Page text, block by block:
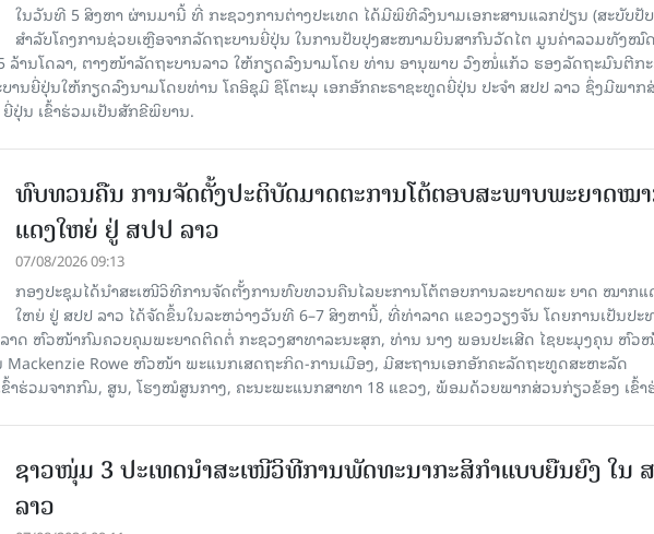
ໃນວັນທີ 5 ສິງຫາ ຜ່ານມານີ້ ທີ່ ກະຊວງການຕ່າງປະເທດ ໄດ້ມີພິທີລົງນາມເອກະສານແລກປ່ຽນ (ສະບັບປັ
ສໍາລັບໂຄງການຊ່ວຍເຫຼືອຈາກລັດຖະບານຍີ່ປຸ່ນ ໃນການປັບປຸງສະໜາມບິນສາກົນວັດໄຕ ມູນຄ່າລວມທັງໝົ
ລ້ານໂດລາ, ຕາງໜ້າລັດຖະບານລາວ ໃຫ້ກຽດລົງນາມໂດຍ ທ່ານ ອານຸພາບ ວົງໜໍ່ແກ້ວ ຮອງລັດຖະມົນຕີກ
ານຍີ່ປຸ່ນໃຫ້ກຽດລົງນາມໂດຍທ່ານ ໂຄອິຊຸມິ ຊຶໂຕະມຸ ເອກອັກຄະຣາຊະທູດຍີ່ປຸ່ນ ປະຈໍາ ສປປ ລາວ ຊຶ່ງມີພາກ
ປຸ່ນ ເຂົ້າຮ່ວມເປັນສັກຂີພິຍານ.
ທົບທວນຄືນ ການຈັດຕັ້ງປະຕິບັດມາດຕະການໂຕ້ຕອບສະພາບພະຍາດໝ
ແດງໃຫຍ່ ຢູ່ ສປປ ລາວ
07/08/2026 09:13
ກອງປະຊຸມໄດ້ນຳສະເໜີວິທີການຈັດຕັ້ງການທົບທວນຄືນໄລຍະການໂຕ້ຕອບການລະບາດພະ ຍາດ ໝາກແ
ໃຫຍ່ ຢູ່ ສປປ ລາວ ໄດ້ຈັດຂຶ້ນໃນລະຫວ່າງວັນທີ 6–7 ສິງຫານີ້, ທີ່ທ່າລາດ ແຂວງວຽງຈັນ ໂດຍການເປັນປະ
າດ ຫົວໜ້າກົມຄວບຄຸມພະຍາດຕິດຕໍ່ ກະຊວງສາທາລະນະສຸກ, ທ່ານ ນາງ ພອນປະເສີດ ໄຊຍະມຸງຄຸນ ຫົວ
Mackenzie Rowe ຫົວໜ້າ ພະແນກເສດຖະກິດ-ການເມືອງ, ມີສະຖານເອກອັກຄະລັດຖະທູດສະຫະລັດ
ຂົ້າຮ່ວມຈາກກົມ, ສູນ, ໂຮງໝໍສູນກາງ, ຄະນະພະແນກສາທາ 18 ແຂວງ, ພ້ອມດ້ວຍພາກສ່ວນກ່ຽວຂ້ອງ ເຂົ້າ
ຊາວໜຸ່ມ 3 ປະເທດນຳສະເໜີວິທີການພັດທະນາກະສິກຳແບບຍືນຍົງ ໃນ
ລາວ